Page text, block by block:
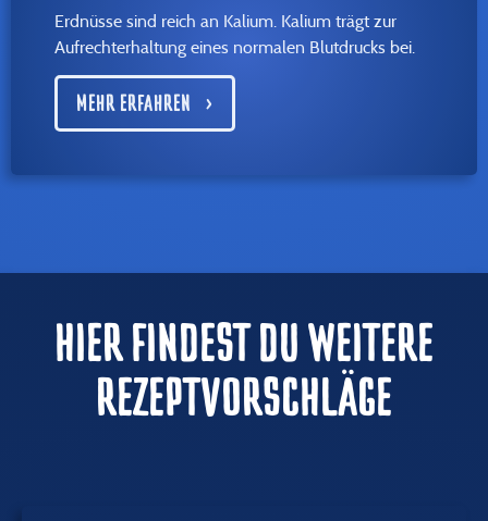
Erdnüsse sind reich an Kalium. Kalium trägt zur
Aufrechterhaltung eines normalen Blutdrucks bei.
MEHR ERFAHREN
HIER FINDEST DU WEITERE
REZEPTVORSCHLÄGE